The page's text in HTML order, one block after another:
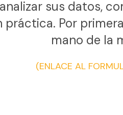
sus datos,
Por
mano de la
(ENLACE AL